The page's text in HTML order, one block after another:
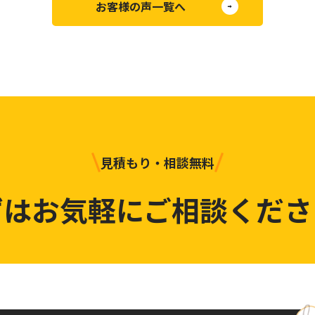
お客様の声一覧へ
見積もり・相談無料
お気軽にご相談くだ